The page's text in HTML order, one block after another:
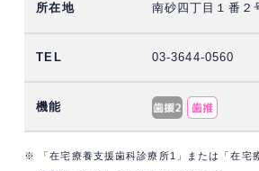
南砂四丁目１番
03-3644-0560
※ 「在宅療養支援歯科診療所1」または「在宅